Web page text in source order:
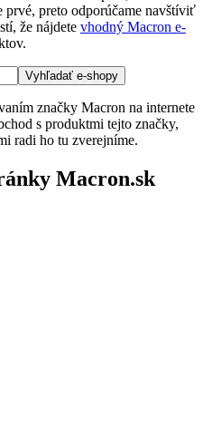
preto odporúčame navštíviť
že nájdete vhodný Macron e-
značky Macron na internete
s produktmi tejto značky,
radi ho tu zverejníme.
Macron.sk